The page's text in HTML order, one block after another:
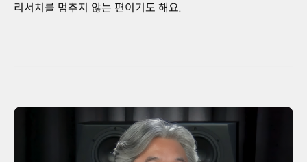
리서치를 멈추지 않는 편이기도 해요.